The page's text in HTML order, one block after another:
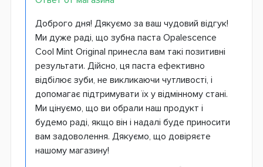
Доброго дня! Дякуємо за ваш чудовий відгук!
Ми дуже раді, що зубна паста Opalescence
Cool Mint Original принесла вам такі позитивні
результати. Дійсно, ця паста ефективно
відбілює зуби, не викликаючи чутливості, і
допомагає підтримувати їх у відмінному стані.
Ми цінуємо, що ви обрали наш продукт і
будемо раді, якщо він і надалі буде приносити
вам задоволення. Дякуємо, що довіряєте
нашому магазину!